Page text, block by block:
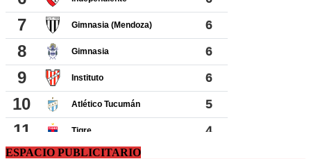
ESPACIO PUBLICITARIO